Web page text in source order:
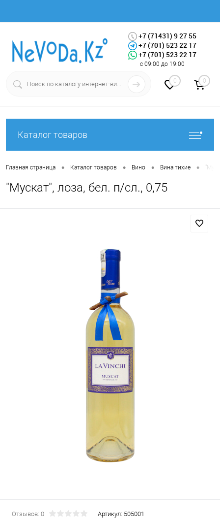
Вход Регистрация
+7 (71431) 9 27 55
+7 (701) 523 22 17
+7 (701) 523 22 17
с 09:00 до 19:00
0 0
Каталог товаров
Главная страница • Каталог товаров • Вино • Вина тихие •
"Мускат", лоза, бел. п/сл., 0,75
Отзывов: 0 Артикул: 505001